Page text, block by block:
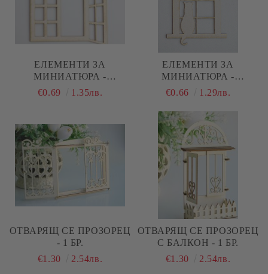
EЛЕМЕНТИ ЗА
МИНИАТЮРА -
ПОЛУОТВОРЕН
€0.69 1.35лв.
EЛЕМЕНТИ ЗА
МИНИАТЮРА -
ПРОЗОРЕЦ С КОТЕ И
€0.66 1.29лв.
ОТВАРЯЩ СЕ ПРОЗОРЕЦ
- 1 БР.
€1.30
2.54лв.
ОТВАРЯЩ СЕ ПРОЗОРЕЦ
С БАЛКОН - 1 БР.
€1.30
2.54лв.